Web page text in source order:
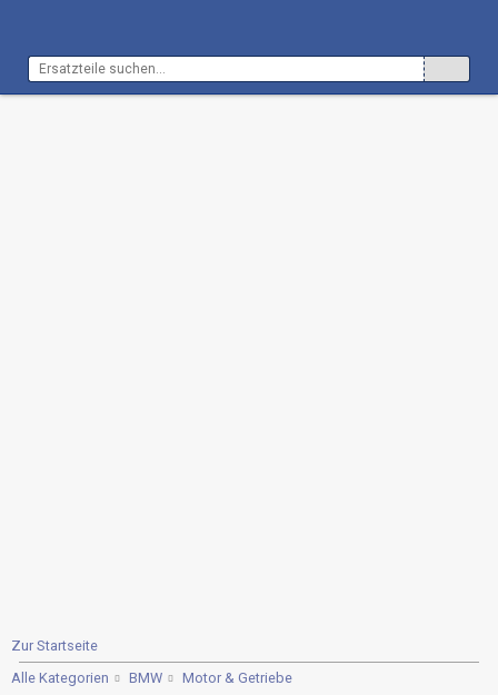
Zur Startseite
Alle Kategorien
BMW Motor & Getriebe